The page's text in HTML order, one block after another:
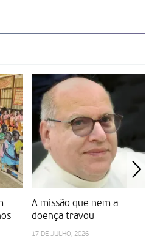
que não conhecemos, mas que
nas quais Ele se revela. Basta
da Consolata
A missão que nem a
doença travou
17 DE JULHO, 2026